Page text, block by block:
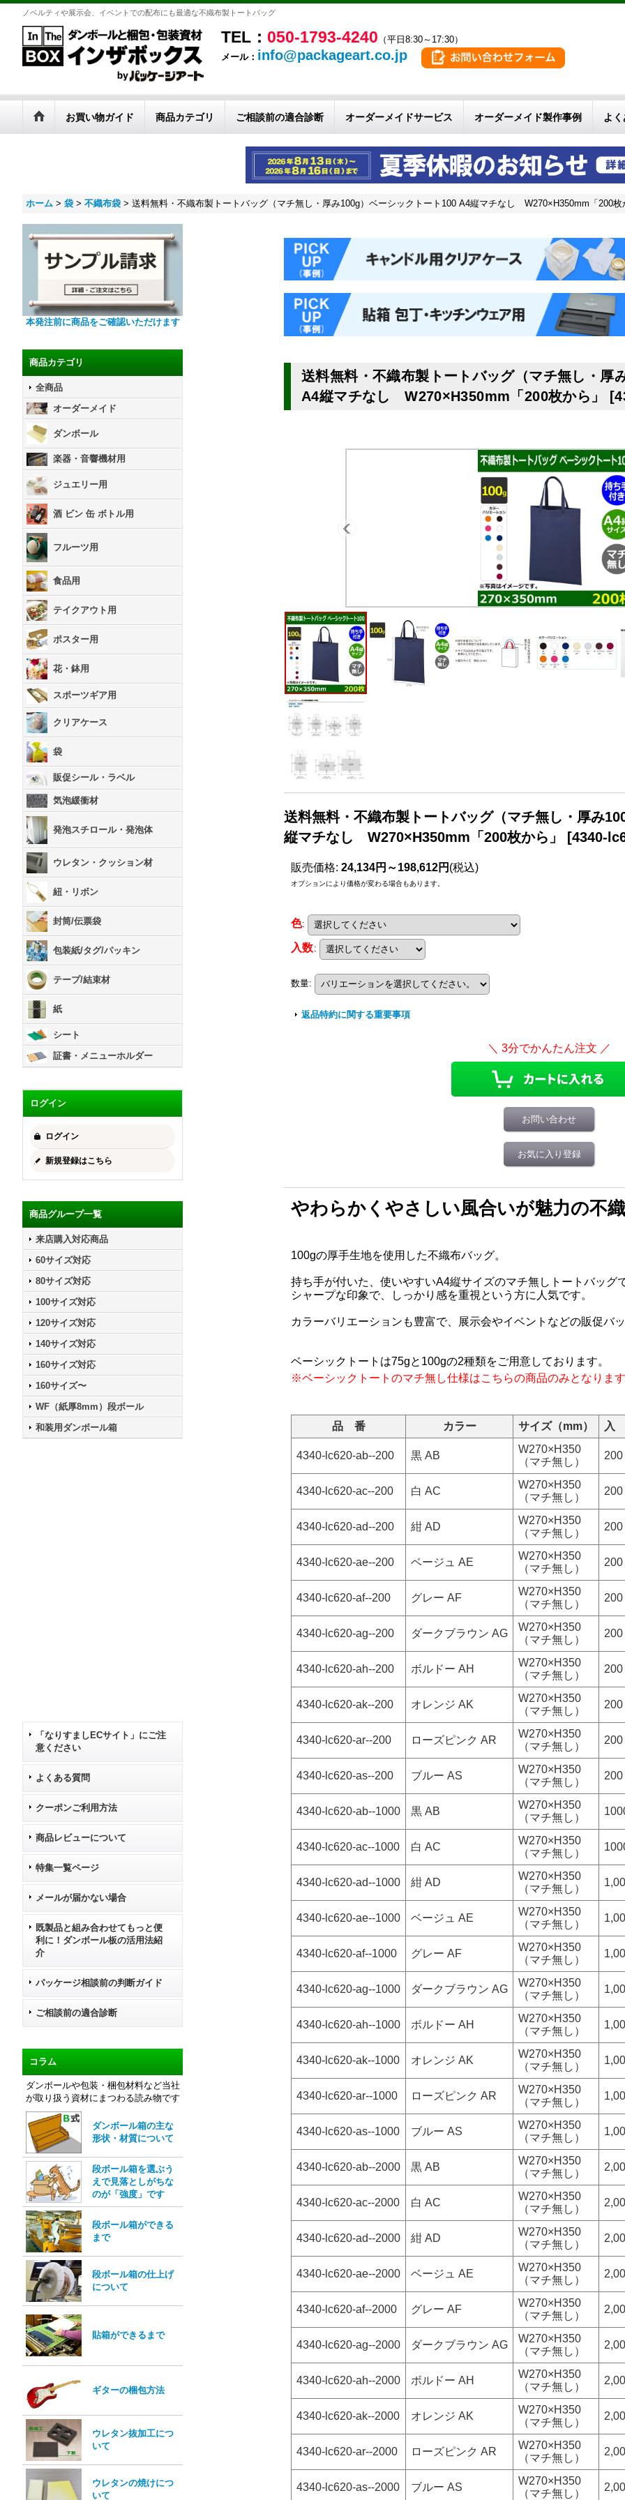
ノベルティや展示会、イベントでの配布にも最適な不織布製トートバッグ
TEL： 050-1793-4240 （平日8:30～17:30）
メール： info@packageart.co.jp
お買い物ガイド 商品カテゴリ ご相談前の適合診断 オーダーメイドサービス オーダーメイド製作事例 よ
ホーム > 袋 > 不織布袋 > 送料無料・不織布製トートバッグ（マチ無し・厚み100g）ベーシックトート100 A4縦マチなし W270×H350mm「200枚
本発注前に商品をご確認いただけます
商品カテゴリ
全商品
オーダーメイド
ダンボール
楽器・音響機材用
ジュエリー用
酒 ビン 缶 ボトル用
フルーツ用
食品用
テイクアウト用
ポスター用
花・鉢用
スポーツギア用
クリアケース
袋
販促シール・ラベル
気泡緩衝材
発泡スチロール・発泡体
ウレタン・クッション材
紐・リボン
封筒/伝票袋
包装紙/タグ/パッキン
テープ/結束材
紙
シート
証書・メニューホルダー
ログイン
ログイン
新規登録はこちら
商品グループ一覧
来店購入対応商品
60サイズ対応
80サイズ対応
100サイズ対応
120サイズ対応
140サイズ対応
160サイズ対応
160サイズ〜
WF（紙厚8mm）段ボール
和装用ダンボール箱
「なりすましECサイト」にご注
意ください
よくある質問
クーポンご利用方法
商品レビューについて
特集一覧ページ
メールが届かない場合
既製品と組み合わせてもっと便
利に！ダンボール板の活用法紹
介
パッケージ相談前の判断ガイド
ご相談前の適合診断
コラム
ダンボールや包装・梱包材料など当社
が取り扱う資材にまつわる読み物です
ダンボール箱の主な
形状・材質について
段ボール箱を選ぶう
えで見落としがちな
のが「強度」です
段ボール箱ができる
まで
段ボール箱の仕上げ
について
貼箱ができるまで
ギターの梱包方法
ウレタン抜加工につ
いて
ウレタンの焼けにつ
いて
送料無料・不織布製トートバッグ（マチ無し・厚
A4縦マチなし W270×H350mm「200枚から」
[
送料無料・不織布製トートバッグ（マチ無し・厚み
縦マチなし W270×H350mm「200枚から」
[4340-
販売価格: 24,134円～198,612円 (税込)
オプションにより価格が変わる場合もあります。
色:
入数:
数量:
返品特約に関する重要事項
お問い合わせ
お気に入り登録
やわらかくやさしい風合いが魅力の不
100gの厚手生地を使用した不織布バッグ。
持ち手が付いた、使いやすいA4縦サイズのマチ無しトートバッグ
シャープな印象で、しっかり感を重視という方に人気です。
カラーバリエーションも豊富で、展示会やイベントなどの販促バ
ベーシックトートは75gと100gの2種類をご用意しております。
※ベーシックトートのマチ無し仕様はこちらの商品のみとなりま
品 番 カラー サイズ（mm） 入
4340-lc620-ab--200 黒 AB
W270×H350
（マチ無し）
200
4340-lc620-ac--200 白 AC
W270×H350
（マチ無し）
200
4340-lc620-ad--200 紺 AD
W270×H350
（マチ無し）
200
4340-lc620-ae--200 ベージュ AE
W270×H350
（マチ無し）
200
4340-lc620-af--200 グレー AF
W270×H350
（マチ無し）
200
4340-lc620-ag--200 ダークブラウン AG
W270×H350
（マチ無し）
200
4340-lc620-ah--200 ボルドー AH
W270×H350
（マチ無し）
200
4340-lc620-ak--200 オレンジ AK
W270×H350
（マチ無し）
200
4340-lc620-ar--200 ローズピンク AR
W270×H350
（マチ無し）
200
4340-lc620-as--200 ブルー AS
W270×H350
（マチ無し）
200
4340-lc620-ab--1000 黒 AB
W270×H350
（マチ無し）
4340-lc620-ac--1000 白 AC
W270×H350
（マチ無し）
4340-lc620-ad--1000 紺 AD
W270×H350
（マチ無し）
4340-lc620-ae--1000 ベージュ AE
W270×H350
（マチ無し）
4340-lc620-af--1000 グレー AF
W270×H350
（マチ無し）
4340-lc620-ag--1000 ダークブラウン AG
W270×H350
（マチ無し）
4340-lc620-ah--1000 ボルドー AH
W270×H350
（マチ無し）
4340-lc620-ak--1000 オレンジ AK
W270×H350
（マチ無し）
4340-lc620-ar--1000 ローズピンク AR
W270×H350
（マチ無し）
4340-lc620-as--1000 ブルー AS
W270×H350
（マチ無し）
4340-lc620-ab--2000 黒 AB
W270×H350
（マチ無し）
4340-lc620-ac--2000 白 AC
W270×H350
（マチ無し）
4340-lc620-ad--2000 紺 AD
W270×H350
（マチ無し）
4340-lc620-ae--2000 ベージュ AE
W270×H350
（マチ無し）
4340-lc620-af--2000 グレー AF
W270×H350
（マチ無し）
4340-lc620-ag--2000 ダークブラウン AG
W270×H350
（マチ無し）
4340-lc620-ah--2000 ボルドー AH
W270×H350
（マチ無し）
4340-lc620-ak--2000 オレンジ AK
W270×H350
（マチ無し）
4340-lc620-ar--2000 ローズピンク AR
W270×H350
（マチ無し）
4340-lc620-as--2000 ブルー AS
W270×H350
（マチ無し）